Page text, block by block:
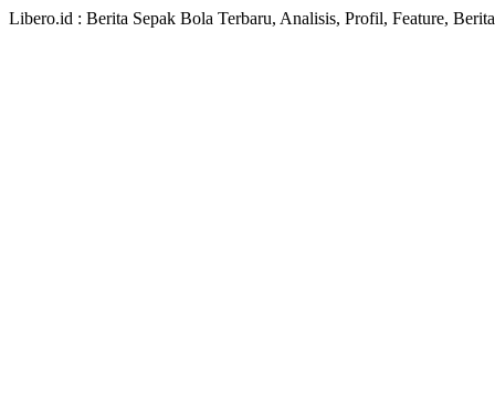
Libero.id : Berita Sepak Bola Terbaru, Analisis, Profil, Feature,